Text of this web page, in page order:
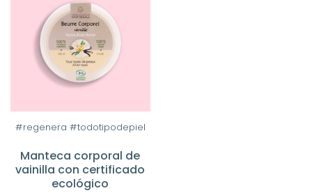
#regenera #todotipodepiel
Manteca corporal de
vainilla con certificado
ecológico